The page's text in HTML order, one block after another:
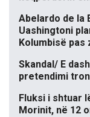
Abelardo de la
Uashingtoni
Kolumbisë
Skandal/ E
pretendimi
Fluksi i shtuar
Morinit, në 12